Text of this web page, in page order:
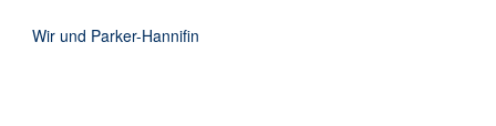
Wir und Parker-Hannifin